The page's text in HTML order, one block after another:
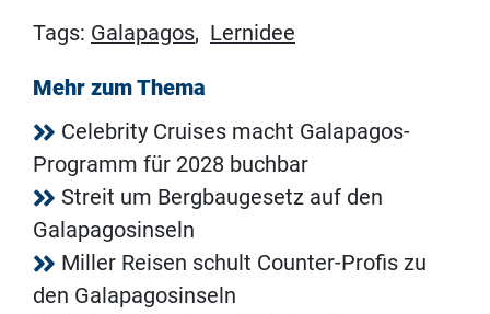
Tags: Galapagos, Lernidee
Mehr zum Thema
Celebrity Cruises macht Galapagos-
Programm für 2028 buchbar
Streit um Bergbaugesetz auf den
Galapagosinseln
Miller Reisen schult Counter-Profis zu
den Galapagosinseln